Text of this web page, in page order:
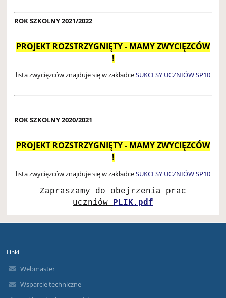
ROK SZKOLNY 2021/2022
PROJEKT ROZSTRZYGNIĘTY - MAMY ZWYCIĘZCÓW
!
lista zwycięzców znajduje się w zakładceSUKCESY UCZNIÓW SP10
ROK SZKOLNY 2020/2021
PROJEKT ROZSTRZYGNIĘTY - MAMY ZWYCIĘZCÓW
!
lista zwycięzców znajduje się w zakładceSUKCESY UCZNIÓW SP10
Zapraszamy do obejrzenia prac
uczniów PLIK.pdf
Linki
Webmaster
Wsparcie techniczne